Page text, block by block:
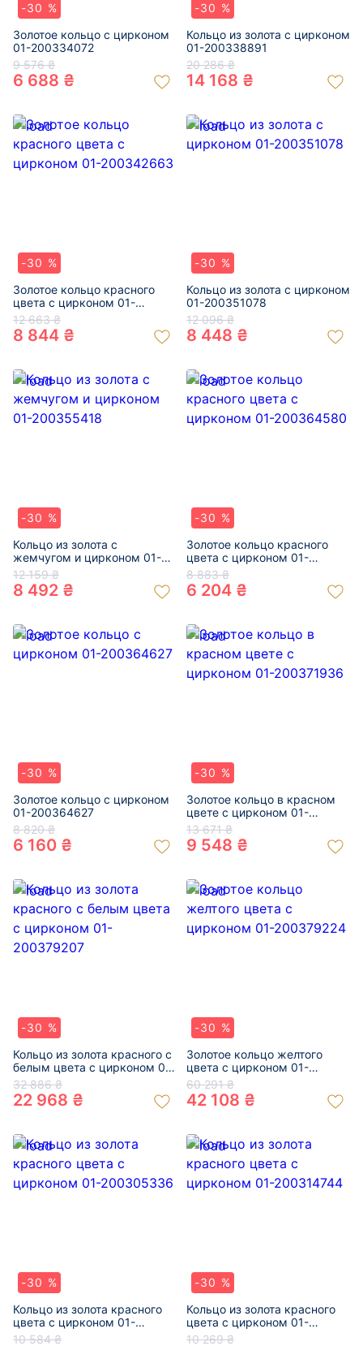
-30 %
Золотое кольцо с цирконом
01-200334072
9 576 ₴
6 688 ₴
-30 %
Кольцо из золота с цирконом
01-200338891
20 286 ₴
14 168 ₴
-30 %
Золотое кольцо красного
цвета с цирконом 01-
200342663
12 663 ₴
8 844 ₴
-30 %
Кольцо из золота с цирконом
01-200351078
12 096 ₴
8 448 ₴
-30 %
Кольцо из золота с
жемчугом и цирконом 01-
200355418
12 159 ₴
8 492 ₴
-30 %
Золотое кольцо красного
цвета с цирконом 01-
200364580
8 883 ₴
6 204 ₴
-30 %
Золотое кольцо с цирконом
01-200364627
8 820 ₴
6 160 ₴
-30 %
Золотое кольцо в красном
цвете с цирконом 01-
200371936
13 671 ₴
9 548 ₴
-30 %
Кольцо из золота красного с
белым цвета с цирконом 01-
200379207
32 886 ₴
22 968 ₴
-30 %
Золотое кольцо желтого
цвета с цирконом 01-
200379224
60 291 ₴
42 108 ₴
-30 %
Кольцо из золота красного
цвета с цирконом 01-
200305336
10 584 ₴
-30 %
Кольцо из золота красного
цвета с цирконом 01-
200314744
10 269 ₴